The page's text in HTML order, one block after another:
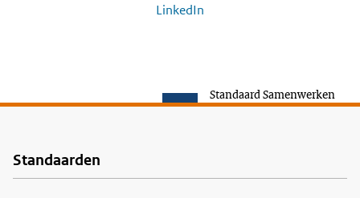
LinkedIn
Standaard Samenwerken
Voet
Standaarden